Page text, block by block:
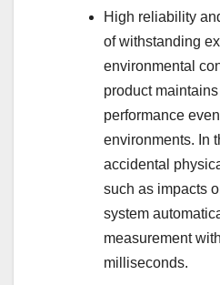
High reliability
of withstanding
environmental
product
performance
environments. In
accidental
such as impacts
system
measurement
milliseconds.